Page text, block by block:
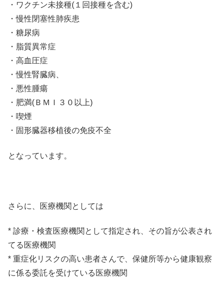
・ワクチン未接種(１回接種を含む)
・慢性閉塞性肺疾患
・糖尿病
・脂質異常症
・高血圧症
・慢性腎臓病、
・悪性腫瘍
・肥満(ＢＭＩ３０以上)
・喫煙
・固形臓器移植後の免疫不全
となっています。
さらに、医療機関としては
* 診療・検査医療機関として指定され、その旨が公表され
てる医療機関
* 重症化リスクの高い患者さんで、保健所等から健康観察
に係る委託を受けている医療機関